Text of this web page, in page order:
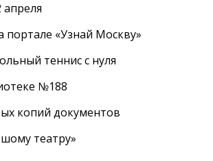
«Узнай Москву»
теннис с нуля
№188
копий документов
театру»